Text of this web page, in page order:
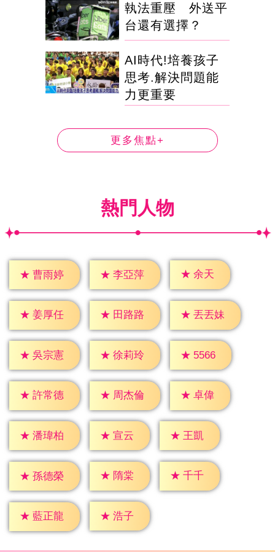
執法重壓 外送平
台還有選擇？
AI時代!培養孩子
思考.解決問題能
力更重要
更多焦點+
熱門人物
★ 曹雨婷 ★ 李亞萍 ★ 余天
★ 姜厚任 ★ 田路路 ★ 丟丟妹
★ 吳宗憲 ★ 徐莉玲 ★ 5566
★ 許常德 ★ 周杰倫 ★ 卓偉
★ 潘瑋柏 ★ 宣云 ★ 王凱
★ 孫德榮 ★ 隋棠 ★ 千千
★ 藍正龍 ★ 浩子